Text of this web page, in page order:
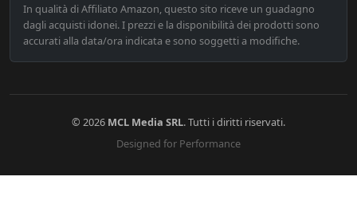
In qualità di Affiliato Amazon, questo sito riceve un guadagno
dagli acquisti idonei. I prezzi e la disponibilità dei prodotti sono
accurati alla data/ora indicata e sono soggetti a modifiche.
© 2026 MCL Media SRL. Tutti i diritti riservati.
Designed for Performance